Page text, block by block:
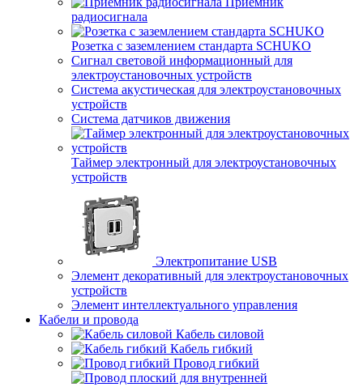
радиосигнала
Розетка с заземлением стандарта SCHUKO
Сигнал световой информационный для
электроустановочных устройств
Система акустическая для электроустановочных
устройств
Система датчиков движения
Таймер электронный для электроустановочных
устройств
Электропитание USB
Элемент декоративный для электроустановочных
устройств
Элемент интеллектуального управления
Кабели и провода
Кабель силовой
Кабель гибкий
Провод гибкий